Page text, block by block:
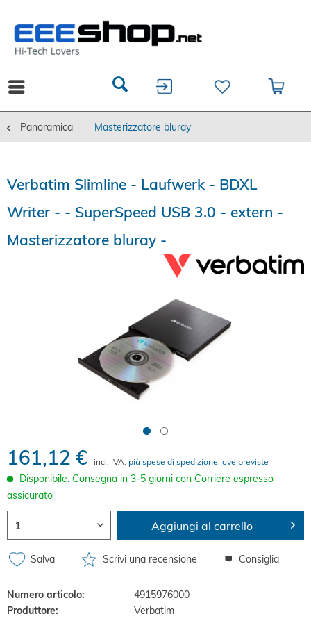
Panoramica Masterizzatore bluray
Verbatim Slimline - Laufwerk - BDXL
Writer - - SuperSpeed USB 3.0 - extern -
Masterizzatore bluray -
161,12 € incl. IVA, più spese di spedizione, ove previste
Disponibile. Consegna in 3-5 giorni con Corriere espresso
assicurato
Aggiungi al carrello
Salva Scrivi una recensione Consiglia
Numero articolo:
4915976000
Produttore:
Verbatim